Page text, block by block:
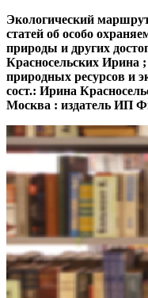
Экологический
статей об особо
природы и других
Красносельских Ирина
природных ресурсов и
сост.: Ирина
Москва : издатель ИП